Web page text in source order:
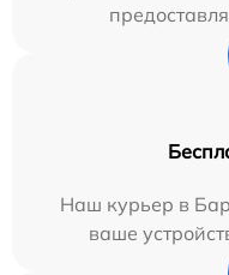
Наш курьер в
ваше